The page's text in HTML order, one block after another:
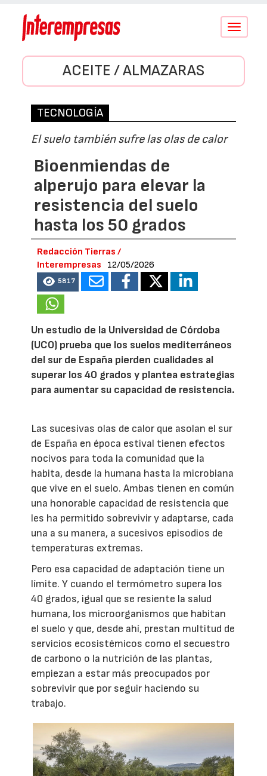
Conmutar
ACEITE / ALMAZARAS
TECNOLOGÍA
El suelo también sufre las olas de calor
Bioenmiendas de
alperujo para elevar la
resistencia del suelo
hasta los 50 grados
Redacción Tierras /
Interempresas
12/05/2026
5817
Un estudio de la Universidad de Córdoba
(UCO) prueba que los suelos mediterráneos
del sur de España pierden cualidades al
superar los 40 grados y plantea estrategias
para aumentar su capacidad de resistencia.
Las sucesivas olas de calor que asolan el sur
de España en época estival tienen efectos
nocivos para toda la comunidad que la
habita, desde la humana hasta la microbiana
que vive en el suelo. Ambas tienen en común
una honorable capacidad de resistencia que
les ha permitido sobrevivir y adaptarse, cada
una a su manera, a sucesivos episodios de
temperaturas extremas.
Pero esa capacidad de adaptación tiene un
límite. Y cuando el termómetro supera los
40 grados, igual que se resiente la salud
humana, los microorganismos que habitan
el suelo y que, desde ahí, prestan multitud de
servicios ecosistémicos como el secuestro
de carbono o la nutrición de las plantas,
empiezan a estar más preocupados por
sobrevivir que por seguir haciendo su
trabajo.